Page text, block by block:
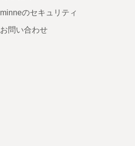
minneのセキュリティ
お問い合わせ